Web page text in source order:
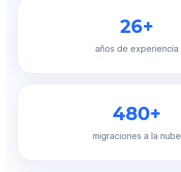
26+
años de experiencia
480+
migraciones a la nube